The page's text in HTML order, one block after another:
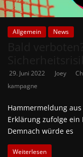
Allgemein News
29. Juni 2022 Joey
kampagne
Hammermeldung
Erklärung zufolge
Demnach würde es
Weiterlesen